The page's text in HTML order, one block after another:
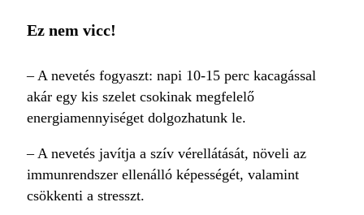
Ez nem vicc!
– A nevetés fogyaszt: napi 10-15 perc kacagással
akár egy kis szelet csokinak megfelelő
energiamennyiséget dolgozhatunk le.
– A nevetés javítja a szív vérellátását, növeli az
immunrendszer ellenálló képességét, valamint
csökkenti a stresszt.